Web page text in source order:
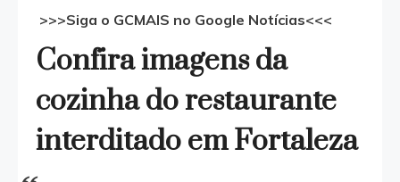
>>>Siga o GCMAIS no Google Notícias<<<
Confira imagens da
cozinha do restaurante
interditado em Fortaleza